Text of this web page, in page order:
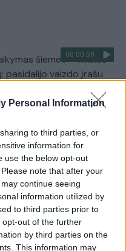
Personal Information
to third parties, or
information for
use the below opt-out
note that after your
continue seeing
information utilized by
to third parties prior to
out of the further
by third parties on the
This information may
00:00:59
šiemet – vilkikas
pasidalijo vaizdo įrašu
00:00:49
tėvų paimtus šešis